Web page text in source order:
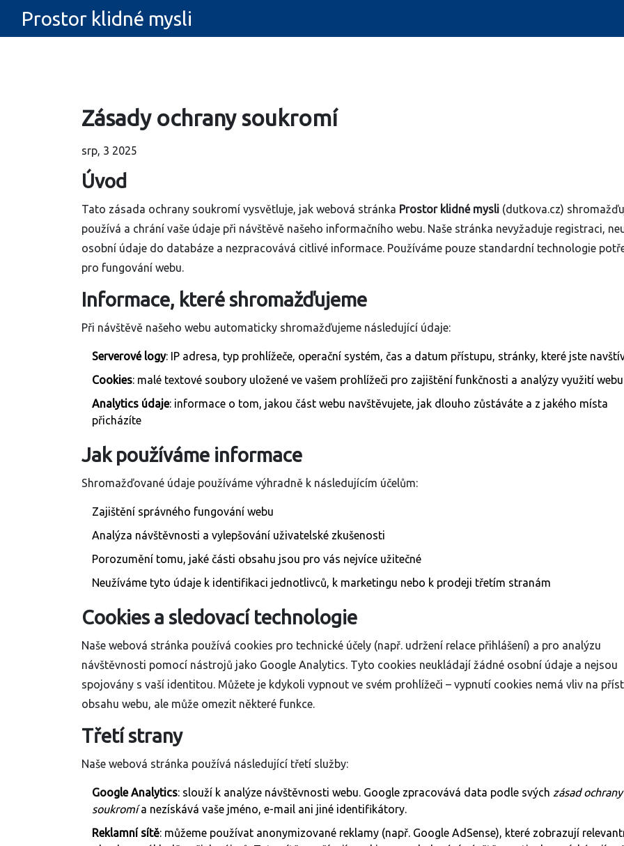
Prostor klidné mysli
Zásady ochrany soukromí
srp, 3 2025
Úvod
Tato zásada ochrany soukromí vysvětluje, jak webová stránka Prostor klidné mysli (dutkova.cz)
používá a chrání vaše údaje při návštěvě našeho informačního webu. Naše stránka nevyžaduje registraci,
osobní údaje do databáze a nezpracovává citlivé informace. Používáme pouze standardní technologie
pro fungování webu.
Informace, které shromažďujeme
Při návštěvě našeho webu automaticky shromažďujeme následující údaje:
Serverové logy: IP adresa, typ prohlížeče, operační systém, čas a datum přístupu, stránky, které jste
Cookies: malé textové soubory uložené ve vašem prohlížeči pro zajištění funkčnosti a analýzy využití webu
Analytics údaje: informace o tom, jakou část webu navštěvujete, jak dlouho zůstáváte a z jakého místa
přicházíte
Jak používáme informace
Shromažďované údaje používáme výhradně k následujícím účelům:
Zajištění správného fungování webu
Analýza návštěvnosti a vylepšování uživatelské zkušenosti
Porozumění tomu, jaké části obsahu jsou pro vás nejvíce užitečné
Neužíváme tyto údaje k identifikaci jednotlivců, k marketingu nebo k prodeji třetím stranám
Cookies a sledovací technologie
Naše webová stránka používá cookies pro technické účely (např. udržení relace přihlášení) a pro analýzu
návštěvnosti pomocí nástrojů jako Google Analytics. Tyto cookies neukládají žádné osobní údaje a nejsou
spojovány s vaší identitou. Můžete je kdykoli vypnout ve svém prohlížeči – vypnutí cookies nemá vliv na
obsahu webu, ale může omezit některé funkce.
Třetí strany
Naše webová stránka používá následující třetí služby:
Google Analytics: slouží k analýze návštěvnosti webu. Google zpracovává data podle svých zásad ochrany
soukromía nezískává vaše jméno, e-mail ani jiné identifikátory.
Reklamní sítě: můžeme používat anonymizované reklamy (např. Google AdSense), které zobrazují